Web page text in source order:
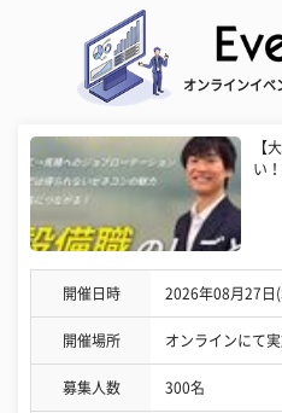
オンラインイベ
【
い
開催日時 2026年08月27日
開催場所 オンラインにて
募集人数 300名